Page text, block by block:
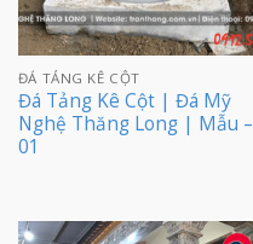
ĐÁ TẢNG KÊ CỘT
Đá Tảng Kê Cột | Đá Mỹ
Nghệ Thăng Long | Mẫu –
01